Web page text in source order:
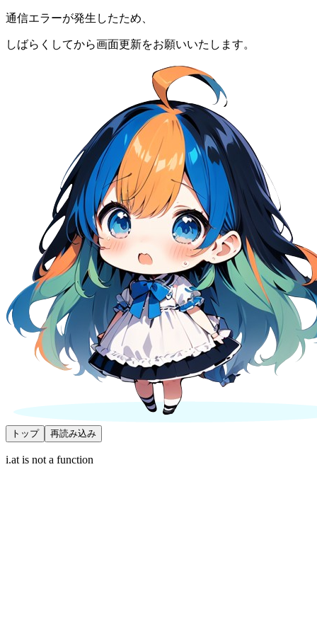
通信エラーが発生したため、
しばらくしてから画面更新をお願いいたします。
トップ 再読み込み
i.at is not a function